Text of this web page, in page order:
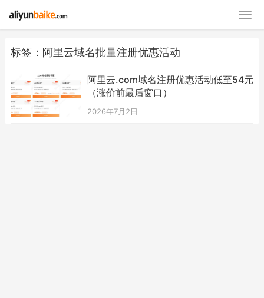
标签：阿里云域名批量注册优惠活动
阿里云.com域名注册优惠活动低至54元
（涨价前最后窗口）
2026年7月2日